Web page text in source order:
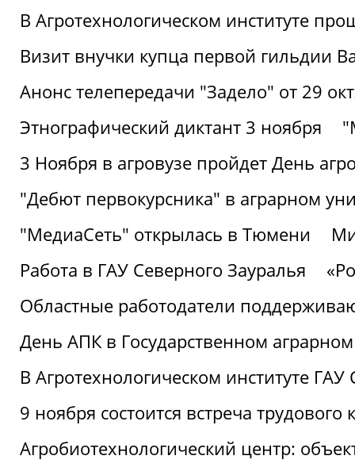
В Агротехнологическом институте
Визит внучки купца первой гильдии
Анонс телепередачи "Задело" от 29
Этнографический диктант 3 ноября
3 Ноября в агровузе пройдет День
"Дебют первокурсника" в аграрном
"МедиаСеть" открылась в Тюмени
Работа в ГАУ Северного Зауралья
Областные работодатели
День АПК в Государственном
В Агротехнологическом институте
9 ноября состоится встреча трудового
Агробиотехнологический центр: